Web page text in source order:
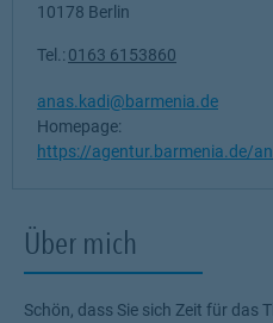
Über mich
Schön, dass Sie sich Zeit für das
10178 Berlin
Tel.: 0163 6153860
anas.kadi@barmenia.de
Homepage:
https://agentur.barmenia.de/